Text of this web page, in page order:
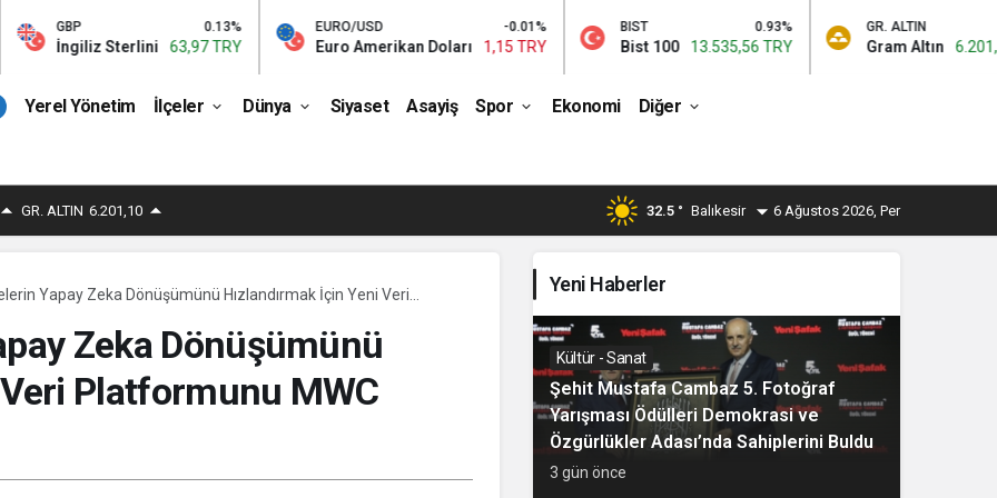
63,97 TRY
EURO/USD
Euro Amerikan Doları 1,15 TRY
BIST 0.93%
Bist 100 13.535,56 TRY
GR. ALTIN 0.06%
Gram Altın 6.201,10 TRY
Yerel Yönetim İlçeler Dünya Siyaset Asayiş Spor Ekonomi Diğer
GR. ALTIN 6.201,10 32.5 ° Balıkesir 6 Ağustos 2026, Per
Yapay Zeka Dönüşümünü Hızlandırmak İçin Yeni Veri
Zeka Dönüşümünü
Platformunu MWC
Yeni Haberler
Kültür - Sanat
Şehit Mustafa Cambaz 5. Fotoğraf
Yarışması Ödülleri Demokrasi ve
Özgürlükler Adası’nda Sahiplerini Buldu
3 gün önce